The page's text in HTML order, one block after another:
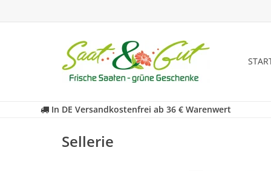
In DE Versandkostenfrei ab 36 € Warenwert
Sellerie